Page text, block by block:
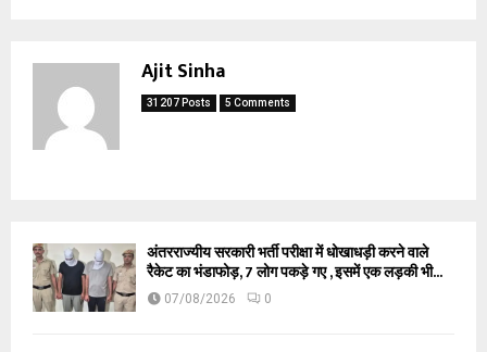
Ajit Sinha
31207 Posts 5 Comments
अंतरराज्यीय सरकारी भर्ती परीक्षा में धोखाधड़ी करने वाले
रैकेट का भंडाफोड़, 7 लोग पकड़े गए , इसमें एक लड़की भी...
07/08/2026 0